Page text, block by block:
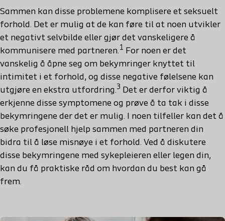
Sammen kan disse problemene komplisere et seksuelt
forhold. Det er mulig at de kan føre til at noen utvikler
et negativt selvbilde eller gjør det vanskeligere å
kommunisere med partneren. 1 For noen er det
vanskelig å åpne seg om bekymringer knyttet til
intimitet i et forhold, og disse negative følelsene kan
utgjøre en ekstra utfordring.3 Det er derfor viktig å
erkjenne disse symptomene og prøve å ta tak i disse
bekymringene der det er mulig. I noen tilfeller kan det å
søke profesjonell hjelp sammen med partneren din
bidra til å løse misnøye i et forhold. Ved å diskutere
disse bekymringene med sykepleieren eller legen din,
kan du få praktiske råd om hvordan du best kan gå
frem.